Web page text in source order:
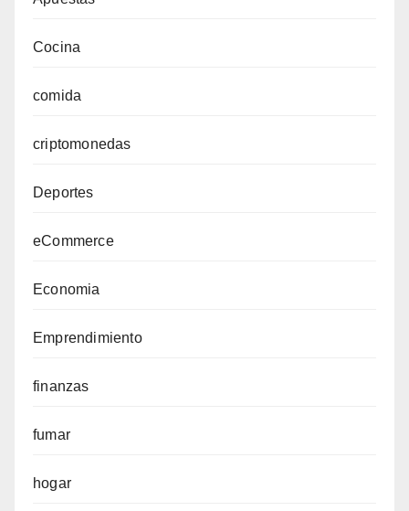
Cocina
comida
criptomonedas
Deportes
eCommerce
Economia
Emprendimiento
finanzas
fumar
hogar